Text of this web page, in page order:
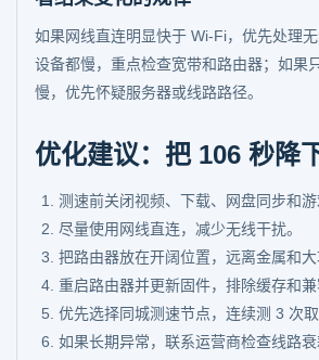
如果网线直连明显快于 Wi-Fi，优先处理
设备都慢，重点检查宽带和路由器；如果
慢，优先怀疑服务器或线路路径。
优化建议：把 106 秒降
测速前关闭视频、下载、网盘同步和游
尽量使用网线直连，减少无线干扰。
把路由器放在开阔位置，远离金属和大
重启路由器并更新固件，排除缓存和兼
优先选择同城测速节点，连续测 3 次取
如果长期异常，联系运营商检查线路